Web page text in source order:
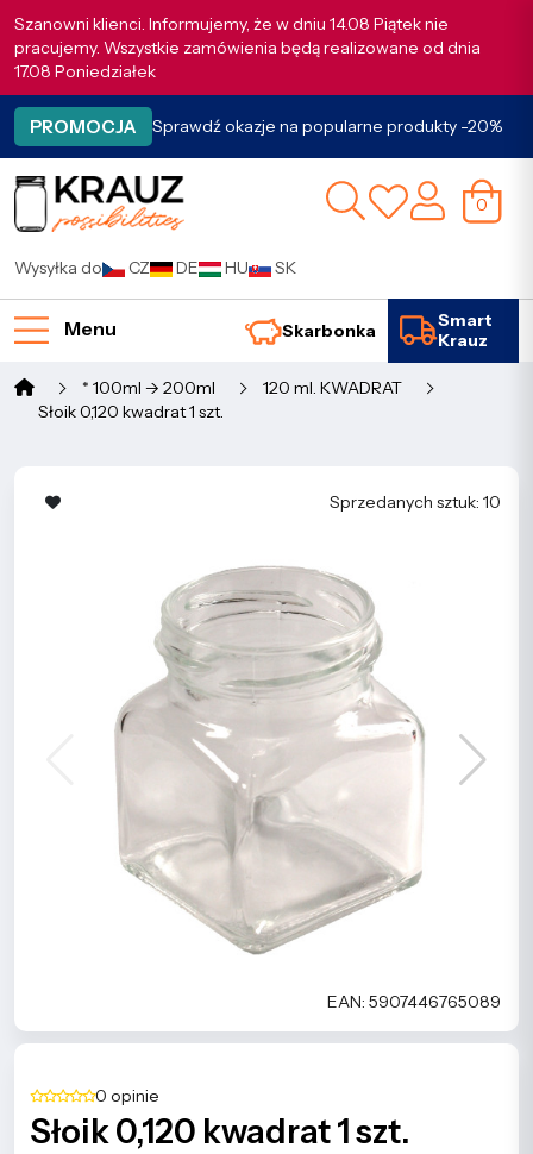
Szanowni klienci. Informujemy, że w dniu 14.08 Piątek nie
pracujemy. Wszystkie zamówienia będą realizowane od dnia
17.08 Poniedziałek
PROMOCJA Sprawdź okazje na popularne produkty -20%
0
Wysyłka do CZ DE HU SK
Menu Skarbonka
Smart
Krauz
* 100ml -> 200ml
120 ml. KWADRAT
Słoik 0,120 kwadrat 1 szt.
Sprzedanych sztuk: 10
EAN: 5907446765089
0 opinie
Słoik 0,120 kwadrat 1 szt.